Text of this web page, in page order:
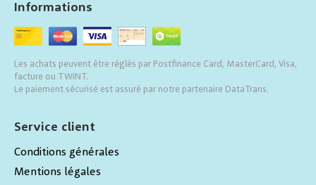
Service client
Conditions générales
Mentions légales
Informations
Les achats peuvent être réglés par Postfinance Card, MasterCard, Visa,
facture ou TWINT.
Le paiement sécurisé est assuré par notre partenaire DataTrans.